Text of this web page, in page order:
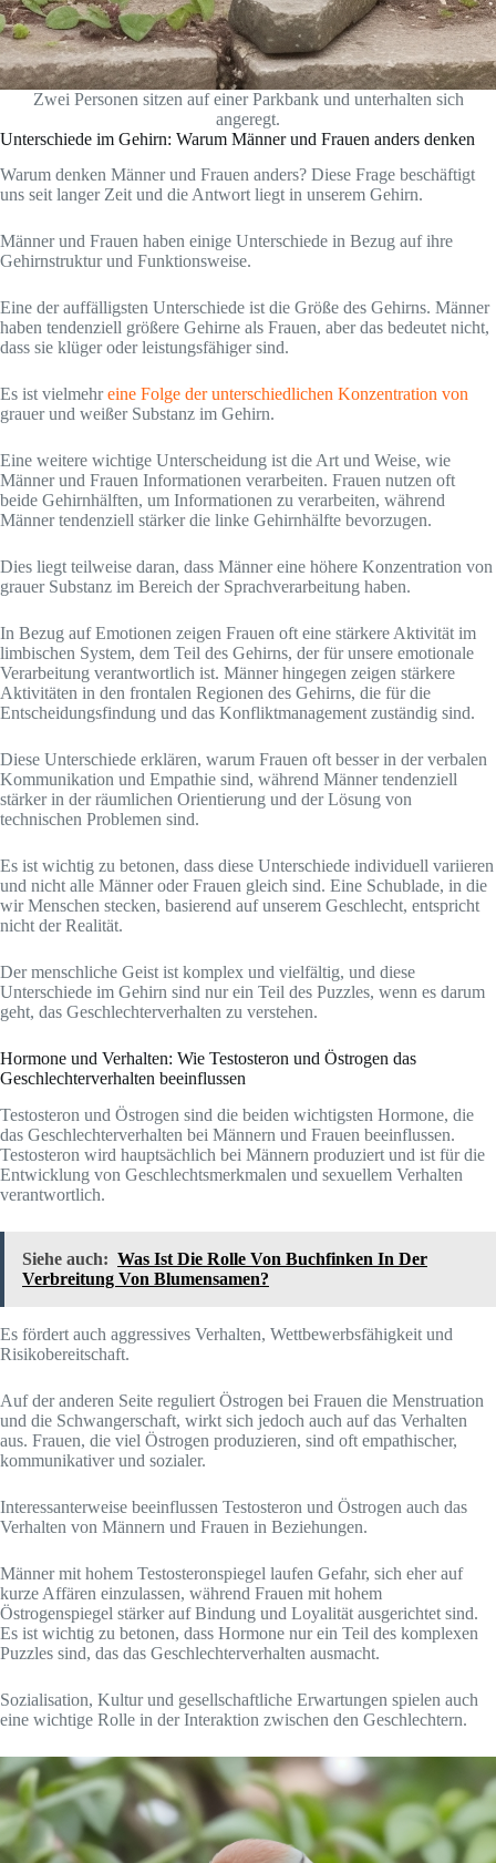
Zwei Personen sitzen auf einer Parkbank und unterhalten sich
angeregt.
Unterschiede im Gehirn: Warum Männer und Frauen anders denken
Warum denken Männer und Frauen anders? Diese Frage beschäftigt
uns seit langer Zeit und die Antwort liegt in unserem Gehirn.
Männer und Frauen haben einige Unterschiede in Bezug auf ihre
Gehirnstruktur und Funktionsweise.
Eine der auffälligsten Unterschiede ist die Größe des Gehirns. Männer
haben tendenziell größere Gehirne als Frauen, aber das bedeutet nicht,
dass sie klüger oder leistungsfähiger sind.
Es ist vielmehreine Folge der unterschiedlichen Konzentration von
grauer und weißer Substanz im Gehirn.
Eine weitere wichtige Unterscheidung ist die Art und Weise, wie
Männer und Frauen Informationen verarbeiten. Frauen nutzen oft
beide Gehirnhälften, um Informationen zu verarbeiten, während
Männer tendenziell stärker die linke Gehirnhälfte bevorzugen.
Dies liegt teilweise daran, dass Männer eine höhere Konzentration von
grauer Substanz im Bereich der Sprachverarbeitung haben.
In Bezug auf Emotionen zeigen Frauen oft eine stärkere Aktivität im
limbischen System, dem Teil des Gehirns, der für unsere emotionale
Verarbeitung verantwortlich ist. Männer hingegen zeigen stärkere
Aktivitäten in den frontalen Regionen des Gehirns, die für die
Entscheidungsfindung und das Konfliktmanagement zuständig sind.
Diese Unterschiede erklären, warum Frauen oft besser in der verbalen
Kommunikation und Empathie sind, während Männer tendenziell
stärker in der räumlichen Orientierung und der Lösung von
technischen Problemen sind.
Es ist wichtig zu betonen, dass diese Unterschiede individuell variieren
und nicht alle Männer oder Frauen gleich sind. Eine Schublade, in die
wir Menschen stecken, basierend auf unserem Geschlecht, entspricht
nicht der Realität.
Der menschliche Geist ist komplex und vielfältig, und diese
Unterschiede im Gehirn sind nur ein Teil des Puzzles, wenn es darum
geht, das Geschlechterverhalten zu verstehen.
Hormone und Verhalten: Wie Testosteron und Östrogen das
Geschlechterverhalten beeinflussen
Testosteron und Östrogen sind die beiden wichtigsten Hormone, die
das Geschlechterverhalten bei Männern und Frauen beeinflussen.
Testosteron wird hauptsächlich bei Männern produziert und ist für die
Entwicklung von Geschlechtsmerkmalen und sexuellem Verhalten
verantwortlich.
Siehe auch: Was Ist Die Rolle Von Buchfinken In Der
Verbreitung Von Blumensamen?
Es fördert auch aggressives Verhalten, Wettbewerbsfähigkeit und
Risikobereitschaft.
Auf der anderen Seite reguliert Östrogen bei Frauen die Menstruation
und die Schwangerschaft, wirkt sich jedoch auch auf das Verhalten
aus. Frauen, die viel Östrogen produzieren, sind oft empathischer,
kommunikativer und sozialer.
Interessanterweise beeinflussen Testosteron und Östrogen auch das
Verhalten von Männern und Frauen in Beziehungen.
Männer mit hohem Testosteronspiegel laufen Gefahr, sich eher auf
kurze Affären einzulassen, während Frauen mit hohem
Östrogenspiegel stärker auf Bindung und Loyalität ausgerichtet sind.
Es ist wichtig zu betonen, dass Hormone nur ein Teil des komplexen
Puzzles sind, das das Geschlechterverhalten ausmacht.
Sozialisation, Kultur und gesellschaftliche Erwartungen spielen auch
eine wichtige Rolle in der Interaktion zwischen den Geschlechtern.